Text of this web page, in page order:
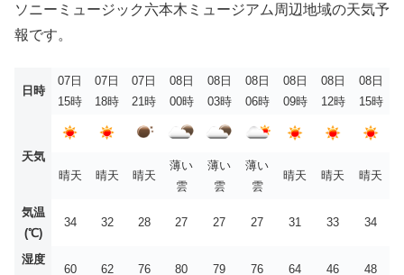
ソニーミュージック六本木ミュージアム周辺地域の天気予
報です。
日時
07日
15時
07日
18時
07日
21時
08日
00時
08日
03時
08日
06時
08日
09時
08日
12時
08日
15時
天気
晴天
晴天 晴天
薄い
雲
薄い
雲
薄い
雲
晴天 晴天 晴天
気温
(℃)
34 32 28 27 27 27 31 33 34
湿度
60 62 76 80 79 76 64 46 48